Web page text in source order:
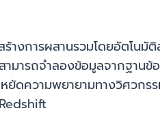
งการผสานรวมโดยอัตโน
ารถจำลองข้อมูลจากฐาน
ยัดความพยายามทางวิศวก